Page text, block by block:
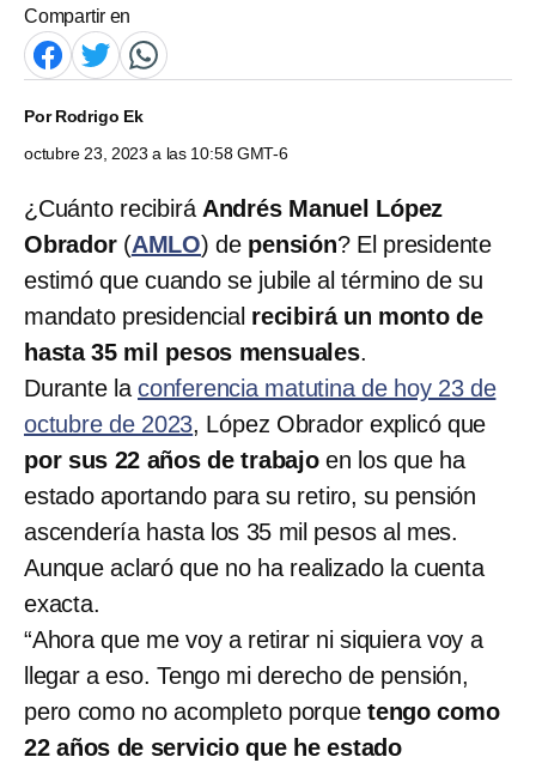
Compartir en
PorRodrigo Ek
octubre 23, 2023 a las 10:58 GMT-6
¿Cuánto recibirá Andrés Manuel López
Obrador(AMLO) de pensión? El presidente
estimó que cuando se jubile al término de su
mandato presidencial recibirá un monto de
hasta 35 mil pesos mensuales.
Durante laconferencia matutina de hoy 23 de
octubre de 2023, López Obrador explicó que
por sus 22 años de trabajoen los que ha
estado aportando para su retiro, su pensión
ascendería hasta los 35 mil pesos al mes.
Aunque aclaró que no ha realizado la cuenta
exacta.
“Ahora que me voy a retirar ni siquiera voy a
llegar a eso. Tengo mi derecho de pensión,
pero como no acompleto porque tengo como
22 años de servicio que he estado